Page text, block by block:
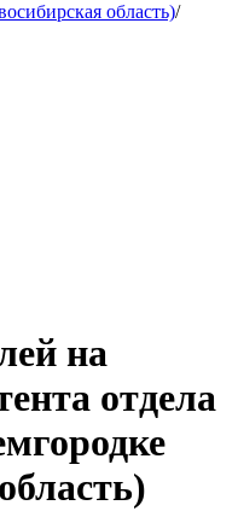
область)/
на
отдела